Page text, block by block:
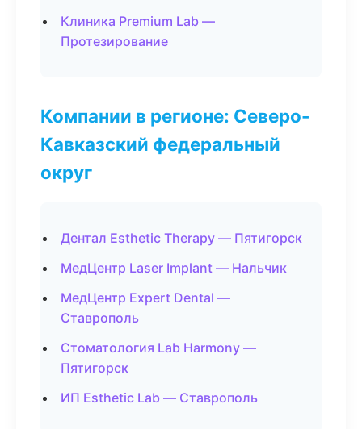
Клиника Premium Lab —
Протезирование
Компании в регионе: Северо-
Кавказский федеральный
округ
Дентал Esthetic Therapy — Пятигорск
МедЦентр Laser Implant — Нальчик
МедЦентр Expert Dental —
Ставрополь
Стоматология Lab Harmony —
Пятигорск
ИП Esthetic Lab — Ставрополь